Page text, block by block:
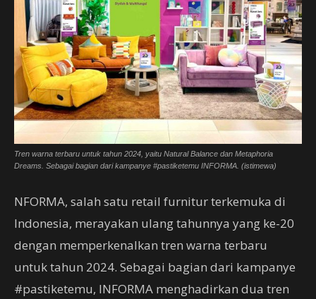
Tren warna terbaru untuk tahun 2024, yaitu Natural Balance dan Metaphoria
Dreams. Sebagai bagian dari kampanye #pastiketemu INFORMA. (istimewa)
NFORMA, salah satu retail furnitur terkemuka di
Indonesia, merayakan ulang tahunnya yang ke-20
dengan memperkenalkan tren warna terbaru
untuk tahun 2024. Sebagai bagian dari kampanye
#pastiketemu, INFORMA menghadirkan dua tren